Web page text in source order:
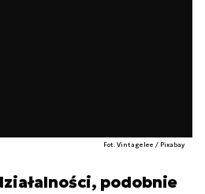
Fot. Vintagelee / Pixabay
podobnie